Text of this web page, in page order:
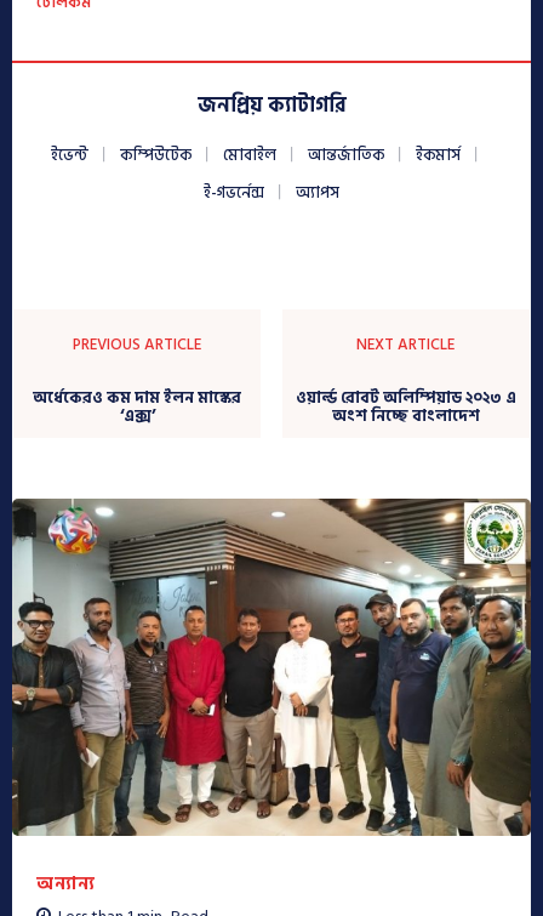
জনপ্রিয় ক্যাটাগরি
ইভেন্ট কম্পিউটেক মোবাইল আন্তর্জাতিক
ইকমার্স
ই-গভর্নেন্স
অ্যাপস
PREVIOUS ARTICLE
অর্ধেকেরও কম দাম ইলন মাস্কের
‘এক্স’
NEXT ARTICLE
ওয়ার্ল্ড রোবট অলিম্পিয়াড ২০২৩ এ
অংশ নিচ্ছে বাংলাদেশ